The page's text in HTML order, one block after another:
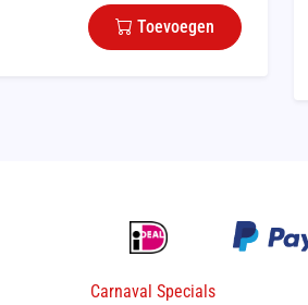
Toevoegen
Carnaval Specials